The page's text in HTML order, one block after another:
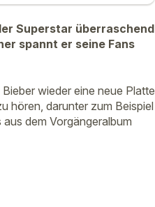
Superstar überraschend
spannt er seine Fans
wieder eine neue Platte
hören, darunter zum Beispiel
dem Vorgängeralbum